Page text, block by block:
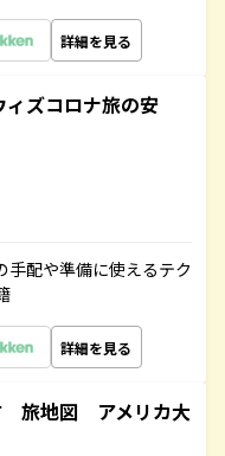
詳細を見る
ズコロナ旅の安
配や準備に使えるテク
詳細を見る
旅地図 アメリカ大